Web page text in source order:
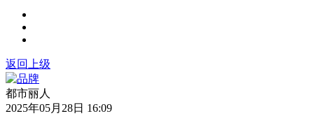
返回上级
都市丽人
2025年05月28日 16:09